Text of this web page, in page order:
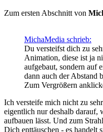
Zum ersten Abschnitt von
MichaMedia schrieb:
Du versteifst dich zu
Animation, diese ist ja
aufgebaut, sondern auf
dann auch der Abstand
Zum Vergrößern
Ich versteife mich nicht zu
eigentlich nur deshalb darauf,
aufbauen lässt. Und zum
Dich enttäuschen - es handelt